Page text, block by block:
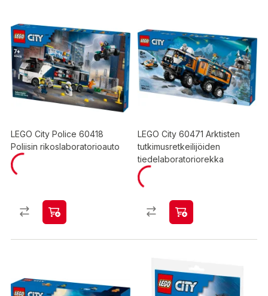
LEGO City Police 60418
Poliisin rikoslaboratorioauto
LEGO City 60471 Arktisten
tutkimusretkeilijöiden
tiedelaboratoriorekka